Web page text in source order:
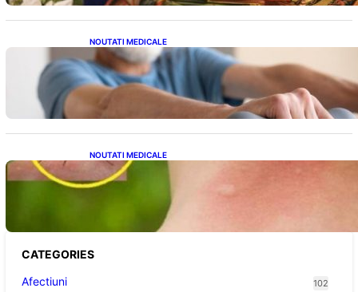
NOUTATI MEDICALE
Îmbunătățirea sănătății cardiovasculare:
Patru exerciții simple pentru reducerea
tensiunii arteriale la domiciliu
NOUTATI MEDICALE
Cum bacteriile pielii influențează atracția
țânțarilor: O nouă viziune asupra alegerii
CATEGORIES
Afectiuni
102